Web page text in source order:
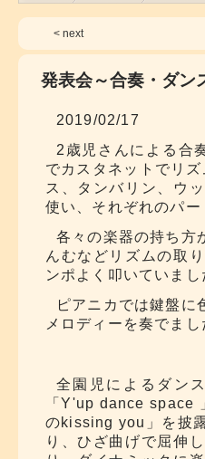
< next
発表会～合奏・ダン
2019/02/17
2歳児さんによる合
でカスタネットでリ
ス、タンバリン、ウ
使い、それぞれのパー
各々の楽器の持ち方
んむなどリズムの取
ンポよく叩いていまし
ピアニカでは鍵盤に
メロディーを奏でまし
全園児によるダン
「Y'up dance space
のkissing you」を披
り、ひざ曲げで屈伸